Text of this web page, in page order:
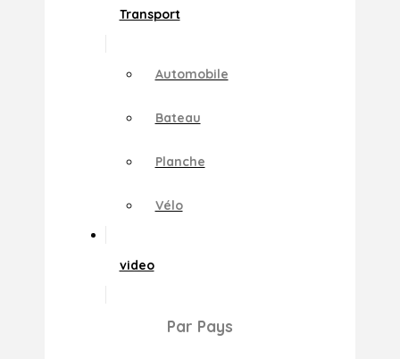
Transport
Automobile
Bateau
Planche
Vélo
video
Par Pays